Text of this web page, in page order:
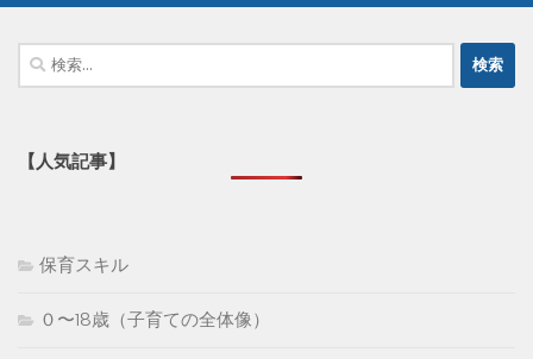
検
索:
【人気記事】
保育スキル
０〜18歳（子育ての全体像）